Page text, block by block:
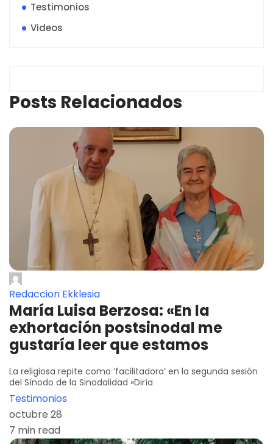
Testimonios
Videos
Posts Relacionados
Redaccion Ekklesia
María Luisa Berzosa: «En la
exhortación postsinodal me
gustaría leer que estamos
La religiosa repite como ‘facilitadora’ en la segunda sesión
del Sínodo de la Sinodalidad «Diría
Testimonios
octubre 28
7 min read